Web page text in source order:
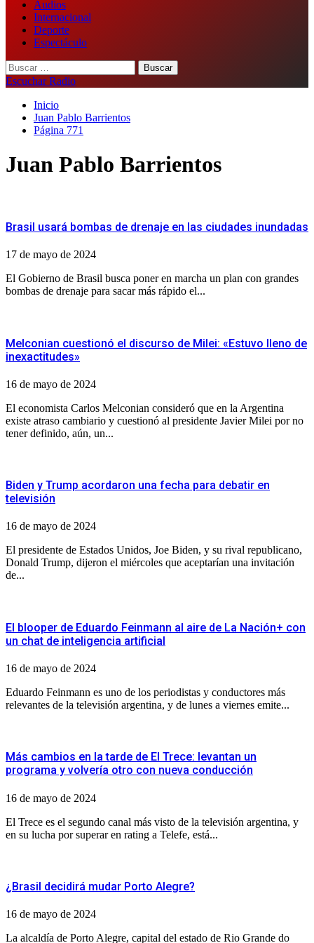
Audios
Internacional
Deporte
Espectáculo
Buscar:
Escuchar Radio
Inicio
Juan Pablo Barrientos
Página 771
Juan Pablo Barrientos
Brasil usará bombas de drenaje en las ciudades inundadas
17 de mayo de 2024
El Gobierno de Brasil busca poner en marcha un plan con grandes
bombas de drenaje para sacar más rápido el...
Melconian cuestionó el discurso de Milei: «Estuvo lleno de
inexactitudes»
16 de mayo de 2024
El economista Carlos Melconian consideró que en la Argentina
existe atraso cambiario y cuestionó al presidente Javier Milei por no
tener definido, aún, un...
Biden y Trump acordaron una fecha para debatir en
televisión
16 de mayo de 2024
El presidente de Estados Unidos, Joe Biden, y su rival republicano,
Donald Trump, dijeron el miércoles que aceptarían una invitación
de...
El blooper de Eduardo Feinmann al aire de La Nación+ con
un chat de inteligencia artificial
16 de mayo de 2024
Eduardo Feinmann es uno de los periodistas y conductores más
relevantes de la televisión argentina, y de lunes a viernes emite...
Más cambios en la tarde de El Trece: levantan un
programa y volvería otro con nueva conducción
16 de mayo de 2024
El Trece es el segundo canal más visto de la televisión argentina, y
en su lucha por superar en rating a Telefe, está...
¿Brasil decidirá mudar Porto Alegre?
16 de mayo de 2024
La alcaldía de Porto Alegre, capital del estado de Rio Grande do